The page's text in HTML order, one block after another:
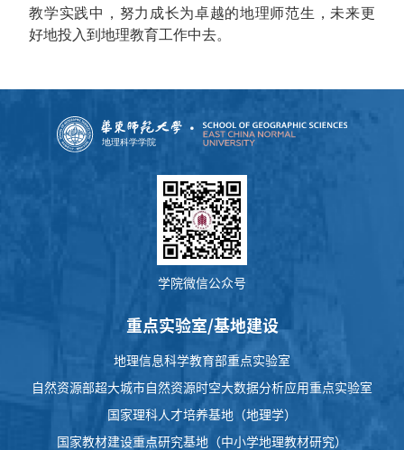
教学实践中，努力成长为卓越的地理师范生，未来更
好地投入到地理教育工作中去。
学院微信公众号
重点实验室/基地建设
地理信息科学教育部重点实验室
自然资源部超大城市自然资源时空大数据分析应用重点实验室
国家理科人才培养基地（地理学）
国家教材建设重点研究基地（中小学地理教材研究）